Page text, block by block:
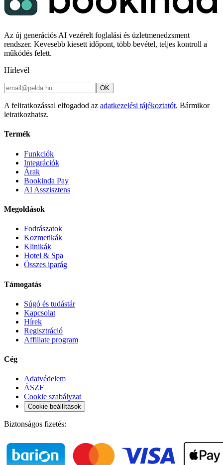
Az új generációs AI vezérelt foglalási és üzletmenedzsment
rendszer. Kevesebb kiesett időpont, több bevétel, teljes kontroll a
működés felett.
Hírlevél
OK
A feliratkozással elfogadod az adatkezelési tájékoztatót. Bármikor
leiratkozhatsz.
Termék
Funkciók
Integrációk
Árak
Bookinda Pay
AI Asszisztens
Megoldások
Fodrászatok
Kozmetikák
Klinikák
Hotel & Spa
Összes iparág
Támogatás
Súgó és tudástár
Kapcsolat
Hírek
Regisztráció
Affiliate program
Cég
Adatvédelem
ÁSZF
Cookie szabályzat
Cookie beállítások
Biztonságos fizetés: